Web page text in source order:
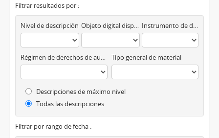
Filtrar resultados por :
Nivel de descripción Objeto digital disponibles Instrumento de descripción
Régimen de derechos de autor Tipo general de material
Descripciones de máximo nivel
Todas las descripciones
Filtrar por rango de fecha :